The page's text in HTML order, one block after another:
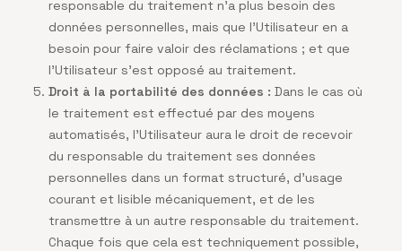
responsable du traitement n’a plus besoin des
données personnelles, mais que l’Utilisateur en a
besoin pour faire valoir des réclamations ; et que
l’Utilisateur s’est opposé au traitement.
Droit à la portabilité des données : Dans le cas où
le traitement est effectué par des moyens
automatisés, l’Utilisateur aura le droit de recevoir
du responsable du traitement ses données
personnelles dans un format structuré, d’usage
courant et lisible mécaniquement, et de les
transmettre à un autre responsable du traitement.
Chaque fois que cela est techniquement possible,